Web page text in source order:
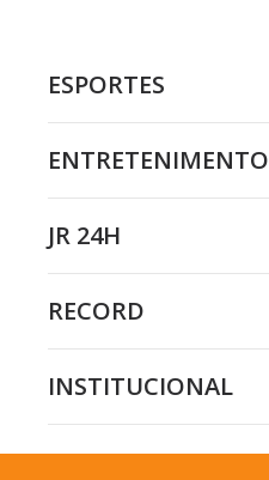
ESPORTES
ENTRETENIMENTO
JR 24H
RECORD
INSTITUCIONAL